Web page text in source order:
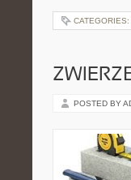
CATEGORIES:
POSTED BY